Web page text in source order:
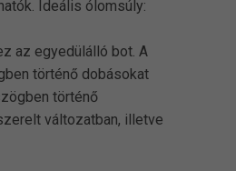
Ideális ólomsúly:
az egyedülálló bot. A
történő dobásokat
történő
változatban, illetve